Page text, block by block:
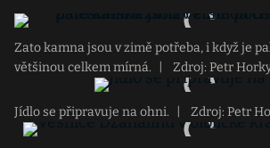
Zato kamna jsou v zimě potřeba, i když je
většinou celkem mírná.
Zdroj: Petr
Jídlo se připravuje na ohni. Zdroj: Petr